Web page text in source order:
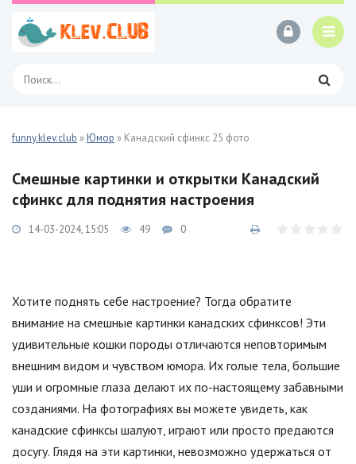
funny.klev.club »Юмор » Канадский сфинкс 25 фото
Смешные картинки и открытки Канадский
сфинкс для поднятия настроения
14-03-2024, 15:05 49 0
Хотите поднять себе настроение? Тогда обратите
внимание на смешные картинки канадских сфинксов! Эти
удивительные кошки породы отличаются неповторимым
внешним видом и чувством юмора. Их голые тела, большие
уши и огромные глаза делают их по-настоящему забавными
созданиями. На фотографиях вы можете увидеть, как
канадские сфинксы шалуют, играют или просто предаются
досугу. Глядя на эти картинки, невозможно удержаться от